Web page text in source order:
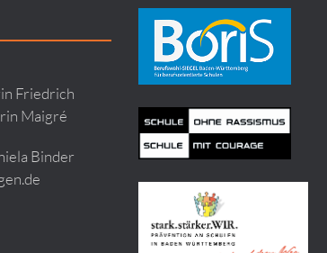
Friedrich
Maigré
Binder